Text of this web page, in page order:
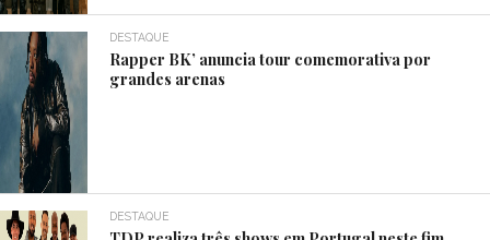
DESTAQUE
Rapper BK’ anuncia tour comemorativa por
grandes arenas
DESTAQUE